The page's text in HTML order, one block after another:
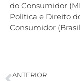
do Consumidor
Política e Direito
Consumidor
ANTERIOR